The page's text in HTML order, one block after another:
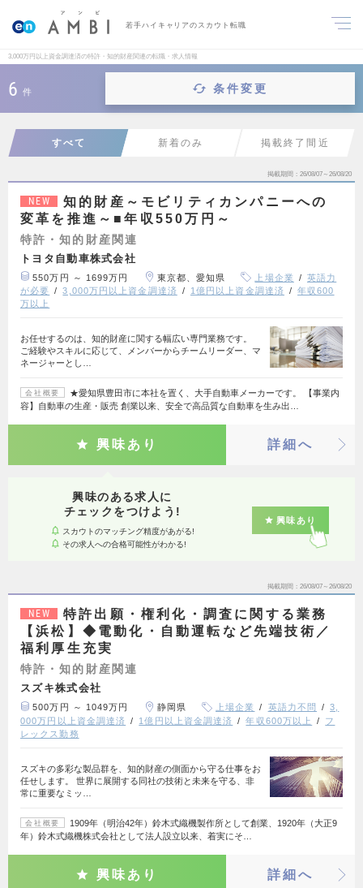
若手ハイキャリアのスカウト転職
3,000万円以上資金調達済の特許・知的財産関連の転職・求人情報
6 件 条件変更
すべて 新着のみ 掲載終了間近
掲載期間 26/08/07～26/08/20
NEW
知的財産～モビリティカンパニーへの
変革を推進～■年収550万円～
特許・知的財産関連
トヨタ自動車株式会社
550万円 ～ 1699万円 東京都、愛知県 上場企業
英語力
が必要
3,000万円以上資金調達済 1億円以上資金調達済
年収600
万以上
お任せするのは、知的財産に関する幅広い専門業務です。
ご経験やスキルに応じて、メンバーからチームリーダー、マ
ネージャーとし…
会社概要
★愛知県豊田市に本社を置く、大手自動車メーカーです。 【事業内
容】自動車の生産・販売 創業以来、安全で高品質な自動車を生み出…
興味あり 詳細へ
興味のある求人に
チェックをつけよう!
スカウトのマッチング精度があがる!
その求人への合格可能性がわかる!
興味あり
掲載期間 26/08/07～26/08/20
NEW
特許出願・権利化・調査に関する業務
【浜松】◆電動化・自動運転など先端技術／
福利厚生充実
特許・知的財産関連
スズキ株式会社
500万円 ～ 1049万円 静岡県 上場企業 英語力不問
3,
000万円以上資金調達済
1億円以上資金調達済 年収600万以上
フ
レックス勤務
スズキの多彩な製品群を、知的財産の側面から守る仕事をお
任せします。 世界に展開する同社の技術と未来を守る、非
常に重要なミッ…
会社概要
1909年（明治42年）鈴木式織機製作所として創業、1920年（大正9
年）鈴木式織機株式会社として法人設立以来、着実にそ…
興味あり 詳細へ